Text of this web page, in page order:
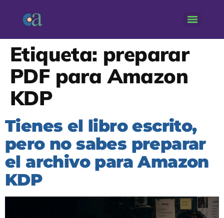
Etiqueta: preparar
PDF para Amazon
KDP
Tienes el libro escrito,
pero no sabes preparar
el archivo para Amazon
KDP